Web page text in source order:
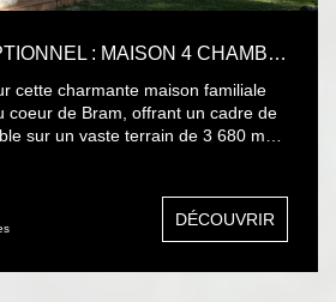
RARE ET EXCEPTIONNEL : MAISON 4 CHAMBRES AVEC PISCINE ET GRA
cette charmante maison familiale
coeur de Bram, offrant un cadre de
sur un vaste terrain de 3 680 m2.
ainsi que de beaux
parfaits pour accueillir toute la
également d'une piscine idéale
avec couverture amovible, pompe
grand garage et d'un terrain
DÉCOUVRIR